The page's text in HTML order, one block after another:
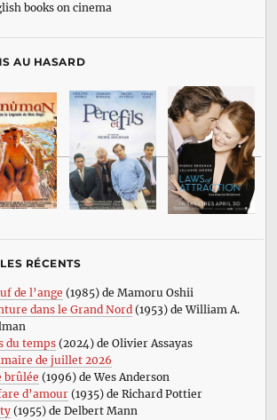
books on cinema
AU HASARD
RÉCENTS
de l’ange (1985) de Mamoru Oshii
dans le Grand Nord(1953) de William A.
du temps(2024) de Olivier Assayas
de juillet 2026
brûlée (1996) de Wes Anderson
d’amour(1935) de Richard Pottier
(1955) de Delbert Mann